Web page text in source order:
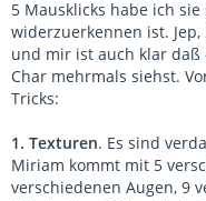
5 Mausklicks habe ich
widerzuerkennen ist.
und mir ist auch klar
Char mehrmals siehst.
Tricks:
1. Texturen. Es sind
Miriam kommt mit 5
verschiedenen Augen, 9